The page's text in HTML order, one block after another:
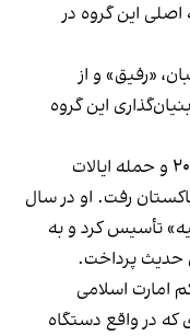
این گروه در
«رفیق» و از
این گروه
پس از سقوط حکومت طالبان در سال ۲۰۰۱ و حمله ایالات
رفت. او در سال
تأسیس کرد و به
حدیث پرداخت.
امارت اسلامی
که در واقع دستگاه